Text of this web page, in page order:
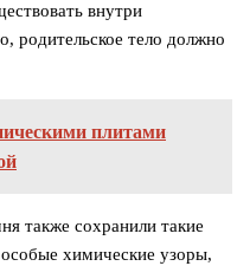
внутри
родительское тело должно
плитами
также сохранили такие
химические узоры,